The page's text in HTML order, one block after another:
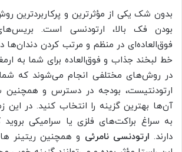
بدون شک یکی از مؤثرترین و پرکاربردترین
بودن فک بالا، ارتودنسی است.
فوق‌العاده‌ای در منظم و مرتب کردن دندان‌ها
خط لبخند جذاب و فوق‌العاده برای شما به
در روش‌های مختلفی انجام می‌شوند که شما
ارتودنتیست، بودجه در دسترس و همچنین
آن‌ها بهترین گزینه را انتخاب کنید. در این
به سراغ براکت‌های فلزی یا سرامیکی
دارند.ارتودنسی نامرئی و همچنین ریتینر